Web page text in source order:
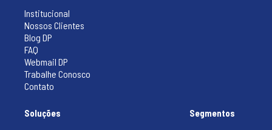
Institucional
Nossos Clientes
Blog DP
FAQ
Webmail DP
Trabalhe Conosco
Contato
Soluções Segmentos